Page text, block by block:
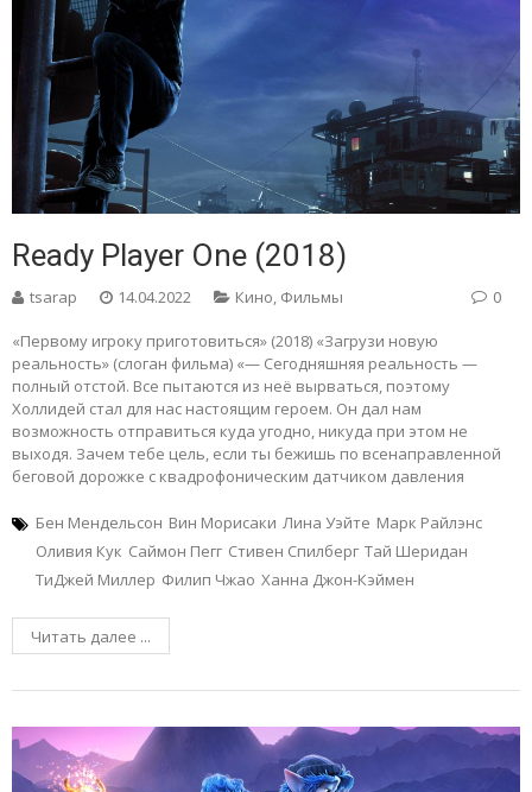
Ready Player One (2018)
tsarap 14.04.2022 Кино, Фильмы 0
«Первому игроку приготовиться» (2018) «Загрузи новую
реальность» (слоган фильма) «— Сегодняшняя реальность —
полный отстой. Все пытаются из неё вырваться, поэтому
Холлидей стал для нас настоящим героем. Он дал нам
возможность отправиться куда угодно, никуда при этом не
выходя. Зачем тебе цель, если ты бежишь по всенаправленной
беговой дорожке с квадрофоническим датчиком давления
Бен Мендельсон Вин Морисаки Лина Уэйте Марк Райлэнс
Оливия Кук Саймон Пегг Стивен Спилберг Тай Шеридан
ТиДжей Миллер Филип Чжао Ханна Джон-Кэймен
Читать далее ...